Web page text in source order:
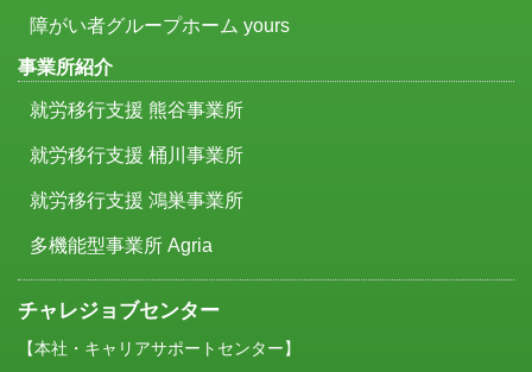
障がい者グループホーム yours
事業所紹介
就労移行支援 熊谷事業所
就労移行支援 桶川事業所
就労移行支援 鴻巣事業所
多機能型事業所 Agria
チャレジョブセンター
【本社・キャリアサポートセンター】